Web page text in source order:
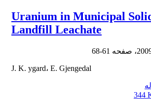
Uranium in Municipal
Landfill Leachate
61-68
J. K. ygard، E. Gjengedal
344